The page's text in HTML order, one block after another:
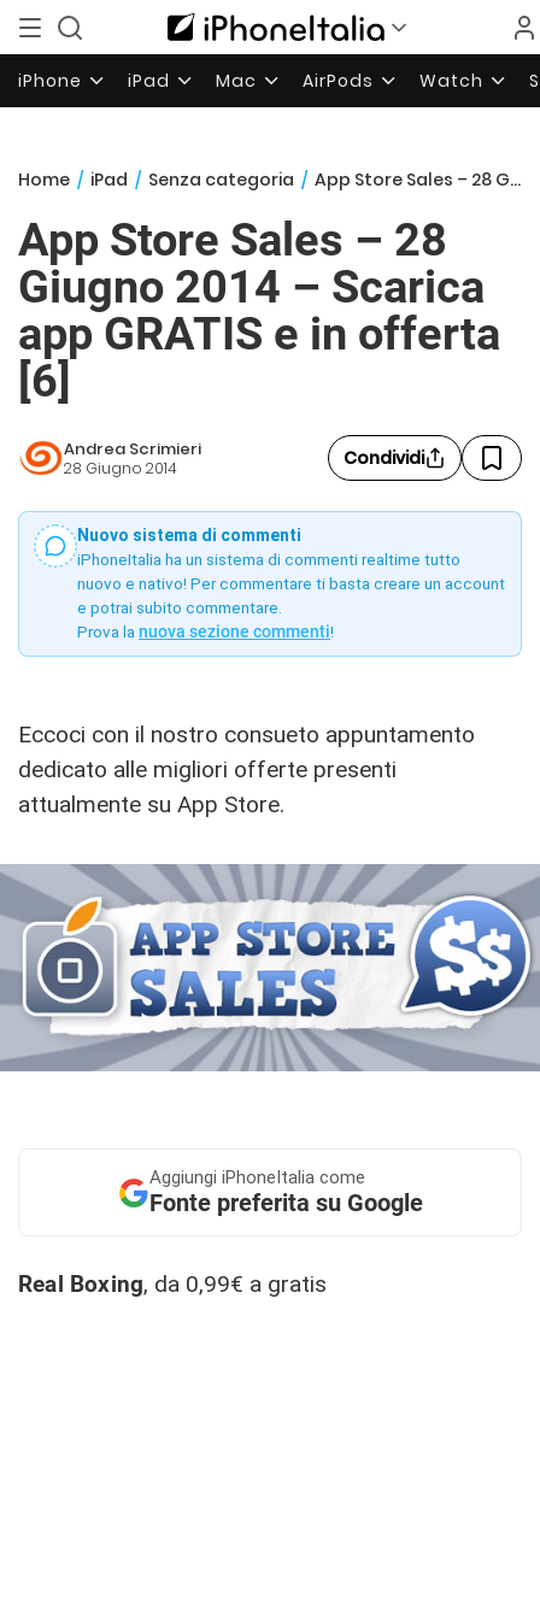
iPhone iPad Mac AirPods Watch
Home / iPad / Senza categoria / App Store Sales – 28 Giugno 2014 – Scarica app GRATIS e in offerta [6]
App Store Sales – 28
Giugno 2014 – Scarica
app GRATIS e in offerta
[6]
Andrea Scrimieri
28 Giugno 2014 Condividi
Nuovo sistema di commenti
iPhoneItalia ha un sistema di commenti realtime tutto
nuovo e nativo! Per commentare ti basta creare un account
e potrai subito commentare.
Prova la nuova sezione commenti!
Eccoci con il nostro consueto appuntamento
dedicato alle migliori offerte presenti
attualmente su App Store.
Aggiungi iPhoneItalia come
Fonte preferita su Google
Real Boxing, da 0,99€ a gratis